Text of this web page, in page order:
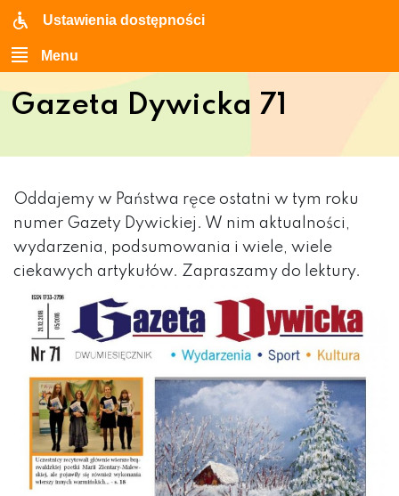
Ustawienia dostępności
Menu
Gazeta Dywicka 71
Oddajemy w Państwa ręce ostatni w tym roku
numer Gazety Dywickiej. W nim aktualności,
wydarzenia, podsumowania i wiele, wiele
ciekawych artykułów. Zapraszamy do lektury.